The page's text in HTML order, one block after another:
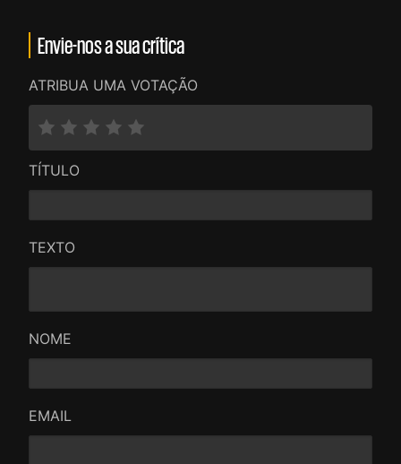
Envie-nos a sua crítica
ATRIBUA UMA VOTAÇÃO
TÍTULO
TEXTO
NOME
EMAIL